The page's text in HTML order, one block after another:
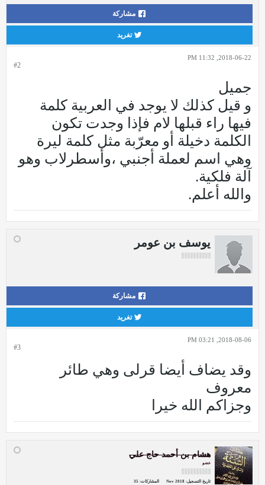
مشاركة
تغريد
#2
2018-06-22, 11:32 PM
جميل
و قيل كذلك لا يوجد في العربية كلمة
فيها راء قبلها لام فإذا وجدت تكون
الكلمة دخيلة أو معرّبة مثل كلمة ليرة
وهي اسم لعملة أجنبي ،وأسطرلاب وهو
آلة فلكية.
والله أعلم.
يوسف بن عومر
مشاركة
تغريد
#3
2018-08-06, 03:21 PM
وقد يضاف أيضا قرلى وهي طائر
معروف
وجزاكم الله خيرا
هشام بن أحمد حاج علي
عضو
تاريخ التسجيل: Nov 2018 المشاركات: 35